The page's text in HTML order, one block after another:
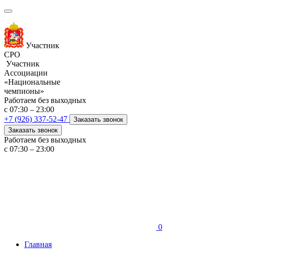
Участник
СРО
Участник
Ассоциации
«Национальные
чемпионы»
Работаем без выходных
с 07:30 – 23:00
+7 (926) 337-52-47
Заказать звонок
Заказать звонок
Работаем без выходных
с 07:30 – 23:00
0
Главная